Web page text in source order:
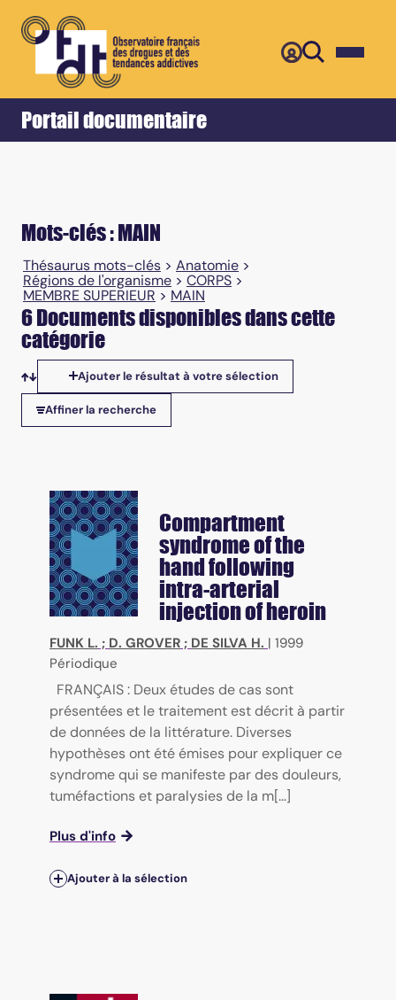
Portail documentaire
Accueil Retour
Mots-clés : MAIN
Thésaurus mots-clés > Anatomie >
Régions de l'organisme > CORPS >
MEMBRE SUPERIEUR > MAIN
6 Documents disponibles dans cette
catégorie
Tris disponibles
Ajouter le résultat à votre sélection
Affiner la recherche
Compartment
syndrome of the
hand following
intra-arterial
injection of heroin
FUNK L. ; D. GROVER ; DE SILVA H. | 1999
Périodique
FRANÇAIS : Deux études de cas sont
présentées et le traitement est décrit à partir
de données de la littérature. Diverses
hypothèses ont été émises pour expliquer ce
syndrome qui se manifeste par des douleurs,
tuméfactions et paralysies de la m[...]
Plus d'info
Ajouter à la sélection